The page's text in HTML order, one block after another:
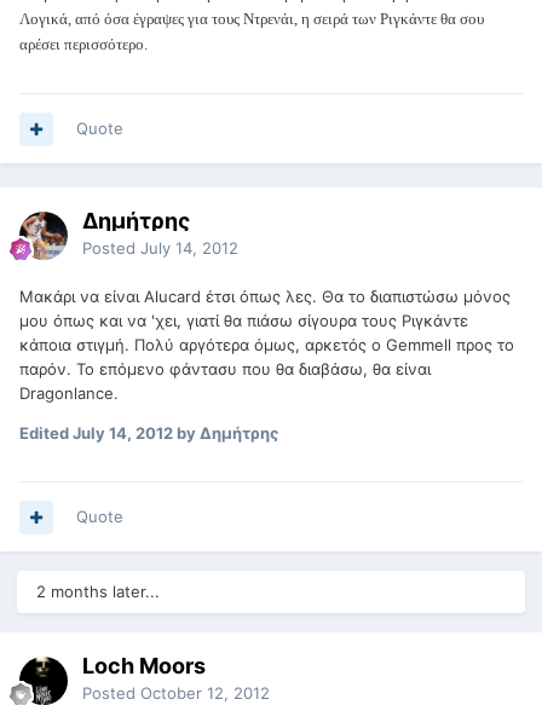
Λογικά, από όσα έγραψες για τους Ντρενάι, η σειρά των Ριγκάντε θα σου
αρέσει περισσότερο.
Quote
Δημήτρης
Posted July 14, 2012
Μακάρι να είναι Alucard έτσι όπως λες. Θα το διαπιστώσω μόνος
μου όπως και να 'χει, γιατί θα πιάσω σίγουρα τους Ριγκάντε
κάποια στιγμή. Πολύ αργότερα όμως, αρκετός ο Gemmell προς το
παρόν. Το επόμενο φάντασυ που θα διαβάσω, θα είναι
Dragonlance.
EditedJuly 14, 2012by Δημήτρης
Quote
2 months later...
Loch Moors
Posted October 12, 2012